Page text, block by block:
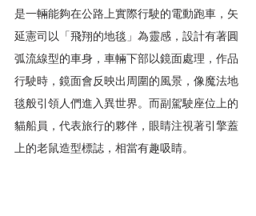
是一輛能夠在公路上實際行駛的電動跑車，矢
延憲司以「飛翔的地毯」為靈感，設計有著圓
弧流線型的車身，車輛下部以鏡面處理，作品
行駛時，鏡面會反映出周圍的風景，像魔法地
毯般引領人們進入異世界。而副駕駛座位上的
貓船員，代表旅行的夥伴，眼睛注視著引擎蓋
上的老鼠造型標誌，相當有趣吸睛。